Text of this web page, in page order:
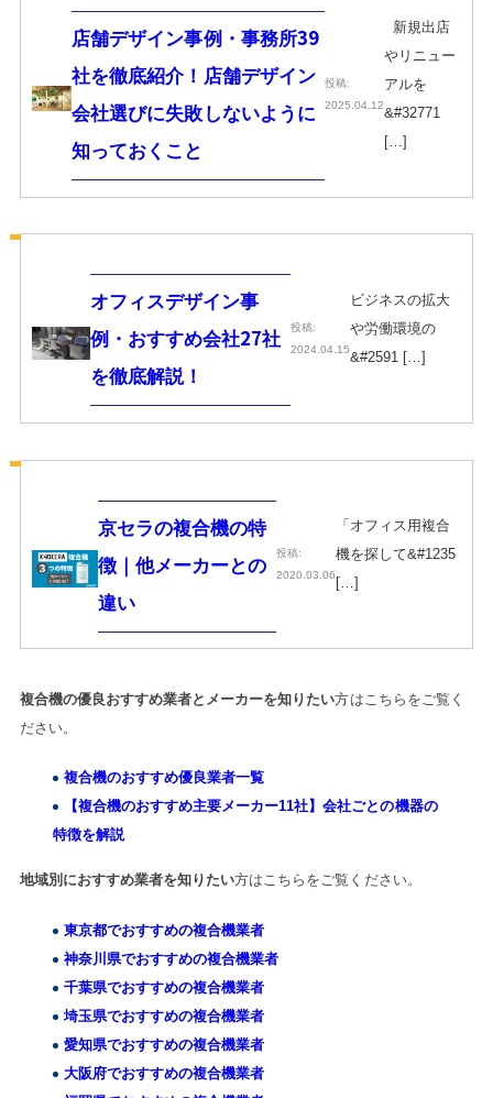
店舗デザイン事例・事務所39
社を徹底紹介！店舗デザイン
会社選びに失敗しないように
知っておくこと
投稿:
2025.04.12
新規出店
やリニュー
アルを
&#32771
[…]
オフィスデザイン事
例・おすすめ会社27社
を徹底解説！
投稿:
2024.04.15
ビジネスの拡大
や労働環境の
&#2591 […]
京セラの複合機の特
徴｜他メーカーとの
違い
投稿:
2020.03.06
「オフィス用複合
機を探して&#1235
[…]
複合機の優良おすすめ業者とメーカーを知りたい方はこちらをご覧く
ださい。
複合機のおすすめ優良業者一覧
【複合機のおすすめ主要メーカー11社】会社ごとの機器の
特徴を解説
地域別におすすめ業者を知りたい方はこちらをご覧ください。
東京都でおすすめの複合機業者
神奈川県でおすすめの複合機業者
千葉県でおすすめの複合機業者
埼玉県でおすすめの複合機業者
愛知県でおすすめの複合機業者
大阪府でおすすめの複合機業者